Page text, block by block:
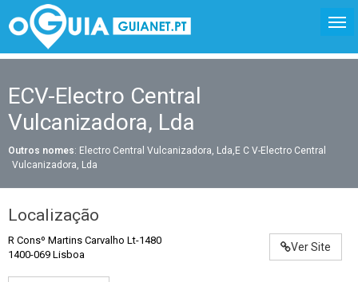
ECV-Electro Central
Vulcanizadora, Lda
Outros nomes: Electro Central Vulcanizadora, Lda,E C V-Electro Central
Vulcanizadora, Lda
Localização
Ver Site
R Consº Martins Carvalho Lt-1480
1400-069 Lisboa